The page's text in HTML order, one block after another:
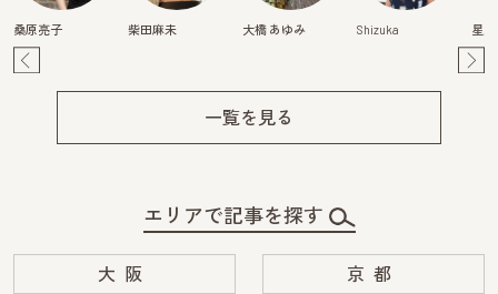
桑原亮子 柴田麻未 大橋 あゆみ Shizuka 星
一覧を見る
エリアで記事を探す
大阪 京都